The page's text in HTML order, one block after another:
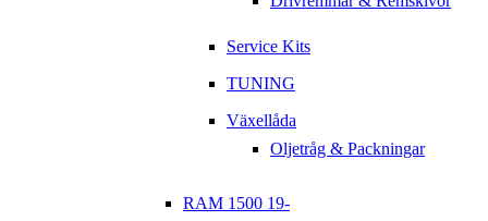
Service Kits
TUNING
Växellåda
Oljetråg & Packningar
RAM 1500 19-